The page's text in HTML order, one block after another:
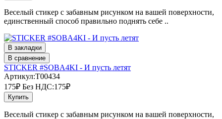
Веселый стикер с забавным рисунком на вашей поверхности,
единственный способ правильно поднять себе ..
В закладки
В сравнение
STICKER #SOBA4KI - И пусть летят
Артикул:T00434
175₽ Без НДС:175₽
Купить
Веселый стикер с забавным рисунком на вашей поверхности,